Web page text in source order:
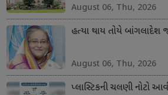
August 06, Thu, 2026
હત્યા થાય તોયે બાંગલાદેશ
August 06, Thu, 2026
પ્લાસ્ટિકની ચલણી નોટો